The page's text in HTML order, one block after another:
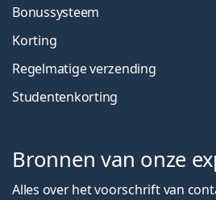
Bonussysteem
Korting
Regelmatige verzending
Studentenkorting
Bronnen van onze
Alles over het voorschrift van